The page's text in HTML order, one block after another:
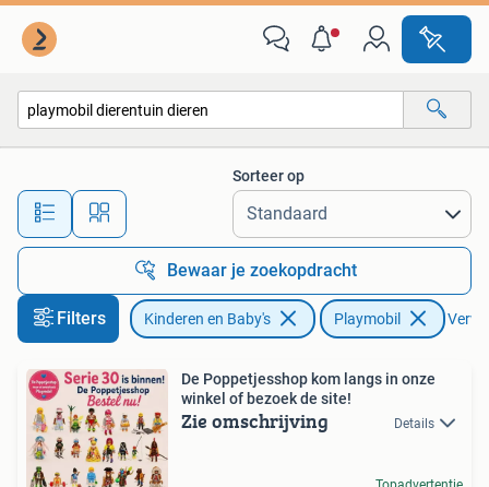
Alle afstanden…
Sorteer op
Bewaar je zoekopdracht
Filters Kinderen en Baby's Playmobil
De Poppetjesshop kom langs in onze
winkel of bezoek de site!
Zie omschrijving Details